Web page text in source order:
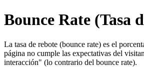
Bounce Rate (Tasa
La tasa de rebote (bounce rate) es el
página no cumple las expectativas del
interacción" (lo contrario del bounce rate).